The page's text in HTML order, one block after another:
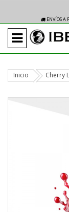
ENVÍOS A
Inicio Cherry